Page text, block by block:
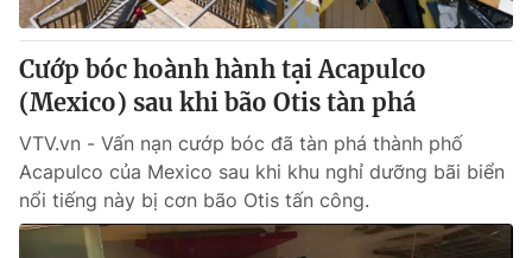
Cướp bóc hoành hành tại Acapulco
(Mexico) sau khi bão Otis tàn phá
VTV.vn - Vấn nạn cướp bóc đã tàn phá thành phố
Acapulco của Mexico sau khi khu nghỉ dưỡng bãi biển
nổi tiếng này bị cơn bão Otis tấn công.